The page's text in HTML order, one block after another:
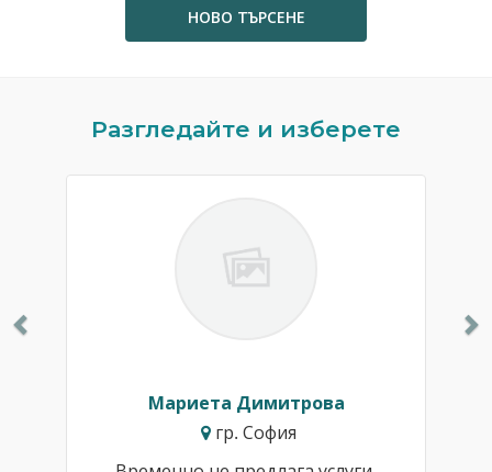
НОВО ТЪРСЕНЕ
Разгледайте и изберете
Мариета Димитрова
гр. София